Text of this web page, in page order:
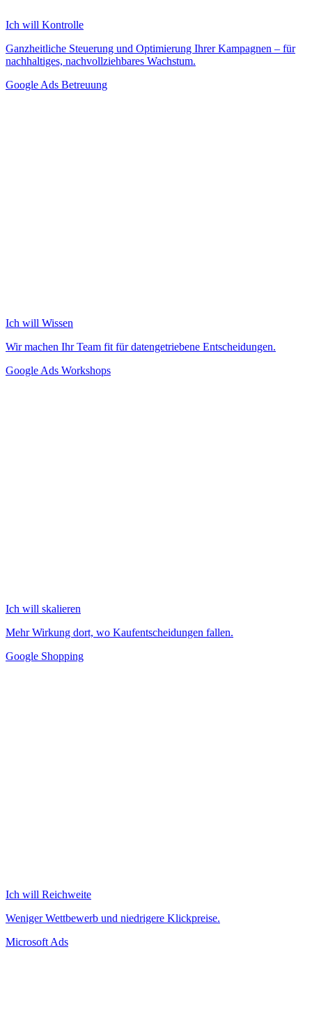
Ich will Kontrolle
Ganzheitliche Steuerung und Optimierung Ihrer Kampagnen – für
nachhaltiges, nachvollziehbares Wachstum.
Google Ads Betreuung
Ich will Wissen
Wir machen Ihr Team fit für datengetriebene Entscheidungen.
Google Ads Workshops
Ich will skalieren
Mehr Wirkung dort, wo Kaufentscheidungen fallen.
Google Shopping
Ich will Reichweite
Weniger Wettbewerb und niedrigere Klickpreise.
Microsoft Ads